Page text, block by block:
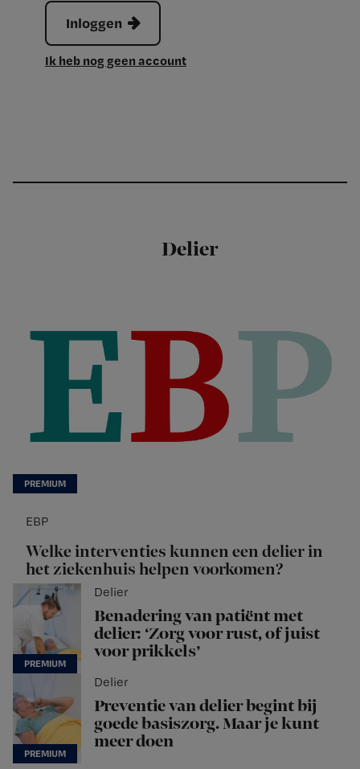
Inloggen
Ik heb nog geen account
Delier
EBP
Welke interventies kunnen een delier in
het ziekenhuis helpen voorkomen?
Delier
Benadering van patiënt met
delier: ‘Zorg voor rust, of juist
voor prikkels’
Delier
Preventie van delier begint bij
goede basiszorg. Maar je kunt
meer doen